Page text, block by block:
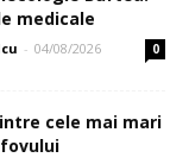
medicale
- 04/08/2026 0
cele mai mari